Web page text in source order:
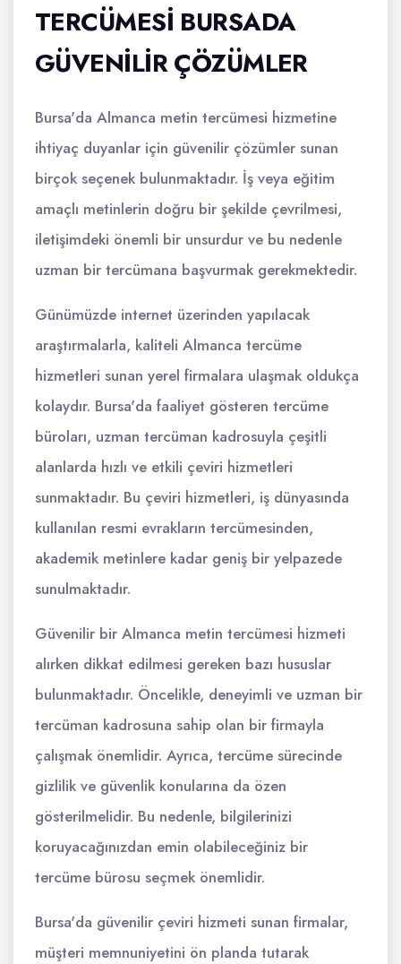
TERCÜMESI BURSADA
GÜVENILIR ÇÖZÜMLER
Bursa'da Almanca metin tercümesi hizmetine
ihtiyaç duyanlar için güvenilir çözümler sunan
birçok seçenek bulunmaktadır. İş veya eğitim
amaçlı metinlerin doğru bir şekilde çevrilmesi,
iletişimdeki önemli bir unsurdur ve bu nedenle
uzman bir tercümana başvurmak gerekmektedir.
Günümüzde internet üzerinden yapılacak
araştırmalarla, kaliteli Almanca tercüme
hizmetleri sunan yerel firmalara ulaşmak oldukça
kolaydır. Bursa'da faaliyet gösteren tercüme
büroları, uzman tercüman kadrosuyla çeşitli
alanlarda hızlı ve etkili çeviri hizmetleri
sunmaktadır. Bu çeviri hizmetleri, iş dünyasında
kullanılan resmi evrakların tercümesinden,
akademik metinlere kadar geniş bir yelpazede
sunulmaktadır.
Güvenilir bir Almanca metin tercümesi hizmeti
alırken dikkat edilmesi gereken bazı hususlar
bulunmaktadır. Öncelikle, deneyimli ve uzman bir
tercüman kadrosuna sahip olan bir firmayla
çalışmak önemlidir. Ayrıca, tercüme sürecinde
gizlilik ve güvenlik konularına da özen
gösterilmelidir. Bu nedenle, bilgilerinizi
koruyacağınızdan emin olabileceğiniz bir
tercüme bürosu seçmek önemlidir.
Bursa'da güvenilir çeviri hizmeti sunan firmalar,
müşteri memnuniyetini ön planda tutarak